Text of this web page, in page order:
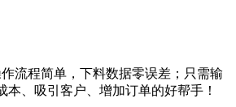
流程简单，下料数据零误差；只需输
、吸引客户、增加订单的好帮手！